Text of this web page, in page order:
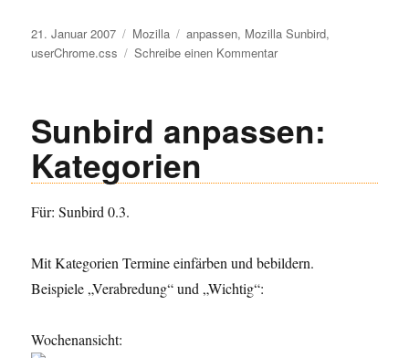
Veröffentlicht
am
21. Januar 2007 Kategorien
Mozilla Schlagwörter
anpassen, Mozilla Sunbird,
userChrome.css
Schreibe einen Kommentarzu
einfärben
Sunbird anpassen:
Kategorien
Für: Sunbird 0.3.
Mit Kategorien Termine einfärben und bebildern.
Beispiele „Verabredung“ und „Wichtig“:
Wochenansicht: